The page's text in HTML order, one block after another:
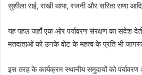
सुशीला राई, राखी थापा, रजनी और सरिता राणा
यह पहल जहाँ एक ओर पर्यावरण संरक्षण का संदेश
मतदाताओं को उनके वोट के महत्व के प्रति भी
इस तरह के कार्यक्रम स्थानीय समुदायों को